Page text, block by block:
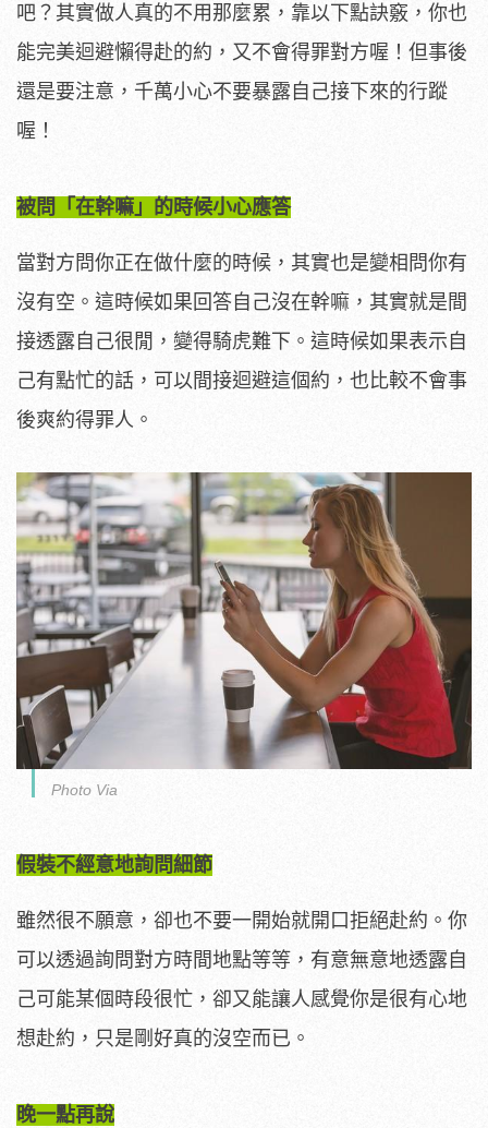
吧？其實做人真的不用那麼累，靠以下點訣竅，你也
能完美迴避懶得赴的約，又不會得罪對方喔！但事後
還是要注意，千萬小心不要暴露自己接下來的行蹤
喔！
被問「在幹嘛」的時候小心應答
當對方問你正在做什麼的時候，其實也是變相問你有
沒有空。這時候如果回答自己沒在幹嘛，其實就是間
接透露自己很閒，變得騎虎難下。這時候如果表示自
己有點忙的話，可以間接迴避這個約，也比較不會事
後爽約得罪人。
Photo Via
假裝不經意地詢問細節
雖然很不願意，卻也不要一開始就開口拒絕赴約。你
可以透過詢問對方時間地點等等，有意無意地透露自
己可能某個時段很忙，卻又能讓人感覺你是很有心地
想赴約，只是剛好真的沒空而已。
晚一點再說